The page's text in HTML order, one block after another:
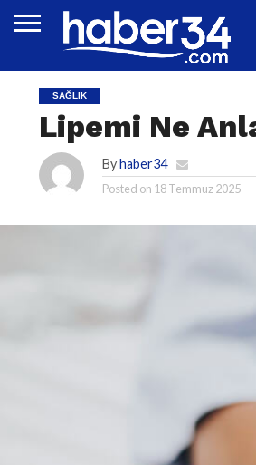
SAĞLIK
Lipemi Ne
Byhaber34
Posted on 18 Temmuz 2025